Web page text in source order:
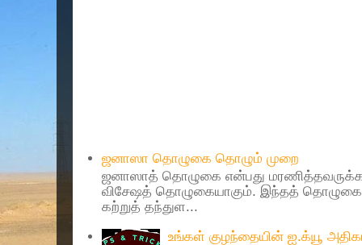
ஜனாஸா தொழுகை தொழும் முறை
ஜனாஸாத் தொழுகை என்பது
விசேஷத் தொழுகையாகும். இந்தத்
கற்றுத் தந்துள...
உங்கள் குழந்தையின் ஐ.க்யூ